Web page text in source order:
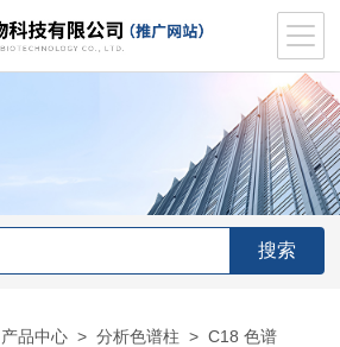
产品中心 >分析色谱柱 >C18 色谱